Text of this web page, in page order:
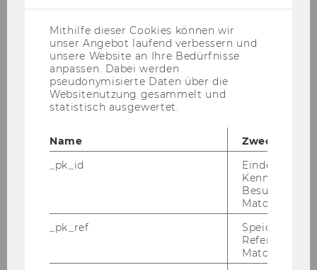
Aktuelles
News
Institut
Kontakt
Mithilfe dieser Cookies können wir
unser Angebot laufend verbessern und
unsere Website an Ihre Bedürfnisse
anpassen. Dabei werden
pseudonymisierte Daten über die
Websitenutzung gesammelt und
statistisch ausgewertet.
Name
Zweck
_pk_id
Eindeutige
Besuchers
Matomo.
_pk_ref
Speicherung
Referrers
Matomo.